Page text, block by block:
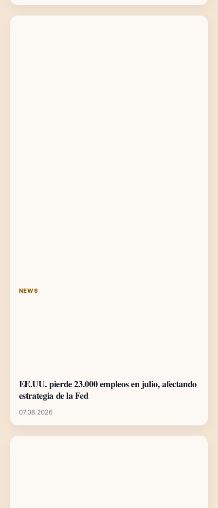
NEWS
EE.UU. pierde 23.000 empleos en julio, afectando
estrategia de la Fed
07.08.2026